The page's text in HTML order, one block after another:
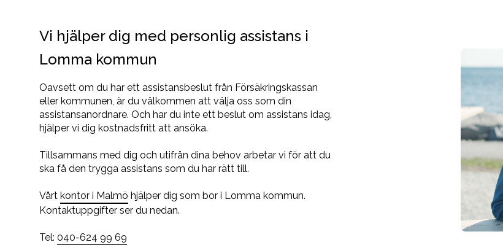
Vi hjälper dig med personlig assistans i
Lomma kommun
Oavsett om du har ett assistansbeslut från Försäkringskassan
eller kommunen, är du välkommen att välja oss som din
assistansanordnare. Och har du inte ett beslut om assistans idag,
hjälper vi dig kostnadsfritt att ansöka.
Tillsammans med dig och utifrån dina behov arbetar vi för att du
ska få den trygga assistans som du har rätt till.
Vårt kontor i Malmö hjälper dig som bor i Lomma kommun.
Kontaktuppgifter ser du nedan.
Tel: 040-624 99 69